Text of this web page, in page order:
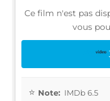
Ce film n'est pas
vous
Note: IMDb 6.5